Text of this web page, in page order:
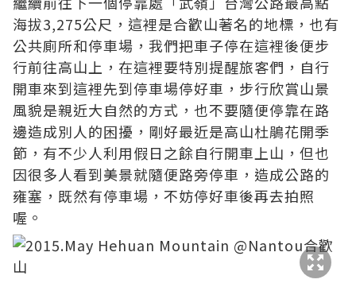
海拔3,275公尺，這裡是合歡山著名的地標，也有
公共廁所和停車場，我們把車子停在這裡後便步
行前往高山上，在這裡要特別提醒旅客們，自行
開車來到這裡先到停車場停好車，步行欣賞山景
風貌是親近大自然的方式，也不要隨便停靠在路
邊造成別人的困擾，剛好最近是高山杜鵑花開季
節，有不少人利用假日之餘自行開車上山，但也
因很多人看到美景就隨便路旁停車，造成公路的
雍塞，既然有停車場，不妨停好車後再去拍照
喔。